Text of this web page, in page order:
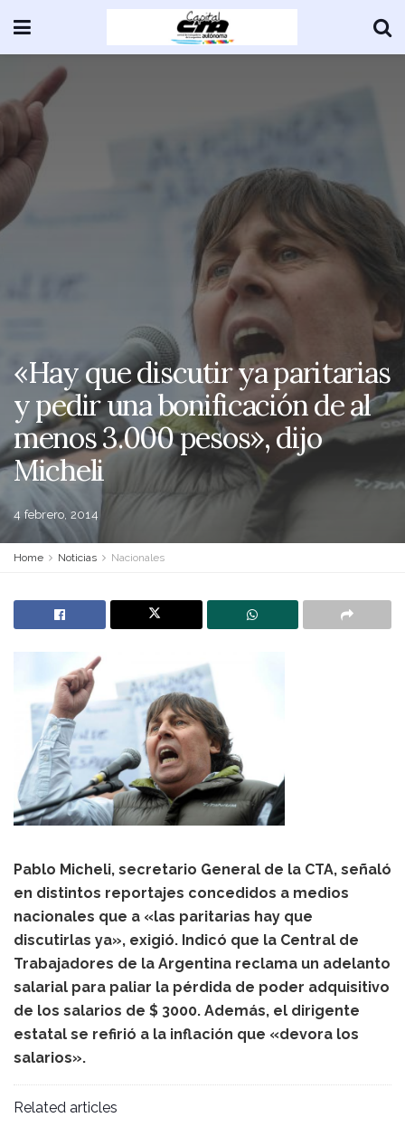
«Hay que discutir ya paritarias
y pedir una bonificación de al
menos 3.000 pesos», dijo
Micheli
4 febrero, 2014
Home Noticias Nacionales
Pablo Micheli, secretario General de la CTA, señaló
en distintos reportajes concedidos a medios
nacionales que a «las paritarias hay que
discutirlas ya», exigió. Indicó que la Central de
Trabajadores de la Argentina reclama un adelanto
salarial para paliar la pérdida de poder adquisitivo
de los salarios de $ 3000. Además, el dirigente
estatal se refirió a la inflación que «devora los
salarios».
Related articles